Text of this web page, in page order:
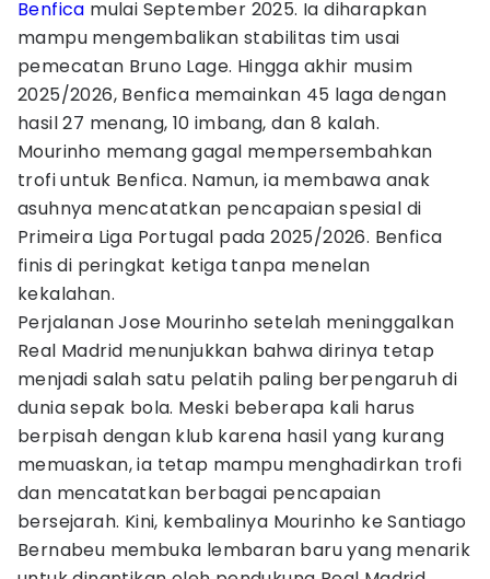
Benfica mulai September 2025. Ia diharapkan
mampu mengembalikan stabilitas tim usai
pemecatan Bruno Lage. Hingga akhir musim
2025/2026, Benfica memainkan 45 laga dengan
hasil 27 menang, 10 imbang, dan 8 kalah.
Mourinho memang gagal mempersembahkan
trofi untuk Benfica. Namun, ia membawa anak
asuhnya mencatatkan pencapaian spesial di
Primeira Liga Portugal pada 2025/2026. Benfica
finis di peringkat ketiga tanpa menelan
kekalahan.
Perjalanan Jose Mourinho setelah meninggalkan
Real Madrid menunjukkan bahwa dirinya tetap
menjadi salah satu pelatih paling berpengaruh di
dunia sepak bola. Meski beberapa kali harus
berpisah dengan klub karena hasil yang kurang
memuaskan, ia tetap mampu menghadirkan trofi
dan mencatatkan berbagai pencapaian
bersejarah. Kini, kembalinya Mourinho ke Santiago
Bernabeu membuka lembaran baru yang menarik